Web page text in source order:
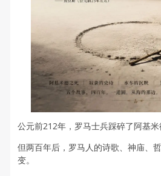
公元前212年，罗马士兵踩碎了阿基米
但两百年后，罗马人的诗歌、神庙、
变。